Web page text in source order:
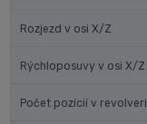
Rozjezd v osi X/Z
Rýchloposuvy v osi X/Z
Počet pozícií v revolveri